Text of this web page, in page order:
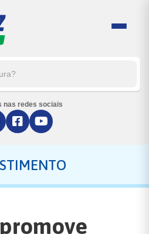
nas redes sociais